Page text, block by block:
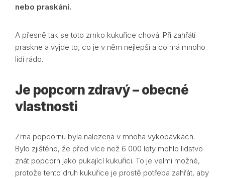
nebo praskání.
A přesně tak se toto zrnko kukuřice chová. Při zahřátí
praskne a vyjde to, co je v něm nejlepší a co má mnoho
lidí rádo.
Je popcorn zdravý – obecné
vlastnosti
Zrna popcornu byla nalezena v mnoha vykopávkách.
Bylo zjištěno, že před více než 6 000 lety mohlo lidstvo
znát popcorn jako pukající kukuřici. To je velmi možné,
protože tento druh kukuřice je prostě potřeba zahřát, aby